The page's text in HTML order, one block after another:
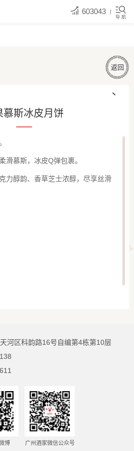
603043
导 航
返回
慕斯冰皮月饼
滑慕斯，冰皮Q弹包裹。
力醇韵、香草芝士浓醇，尽享丝滑
河区科韵路16号自编第4栋第10层
博 广州酒家微信公众号